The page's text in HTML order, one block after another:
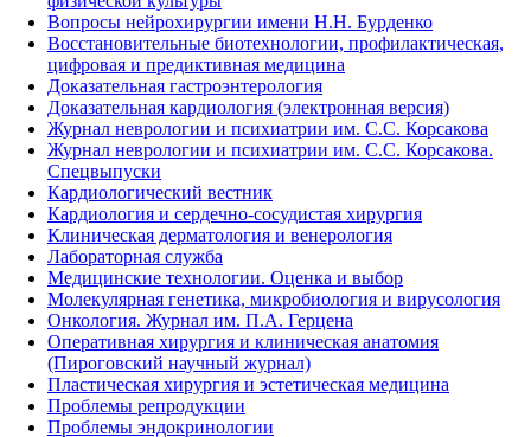
Вопросы нейрохирургии имени Н.Н. Бурденко
Восстановительные биотехнологии, профилактическая,
цифровая и предиктивная медицина
Доказательная гастроэнтерология
Доказательная кардиология (электронная версия)
Журнал неврологии и психиатрии им. С.С. Корсакова
Журнал неврологии и психиатрии им. С.С. Корсакова.
Спецвыпуски
Кардиологический вестник
Кардиология и сердечно-сосудистая хирургия
Клиническая дерматология и венерология
Лабораторная служба
Медицинские технологии. Оценка и выбор
Молекулярная генетика, микробиология и вирусология
Онкология. Журнал им. П.А. Герцена
Оперативная хирургия и клиническая анатомия
(Пироговский научный журнал)
Пластическая хирургия и эстетическая медицина
Проблемы репродукции
Проблемы эндокринологии